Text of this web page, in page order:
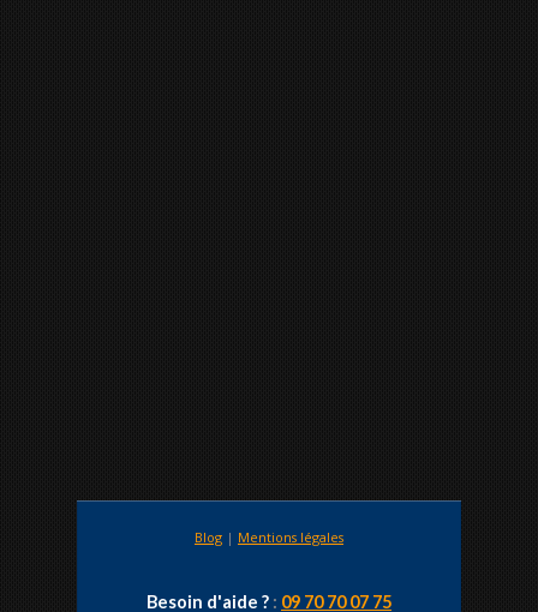
Blog | Mentions légales
Besoin d'aide ? : 09 70 70 07 75